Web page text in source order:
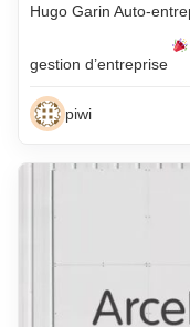
Hugo Garin Auto-
gestion d’entreprise
piwi